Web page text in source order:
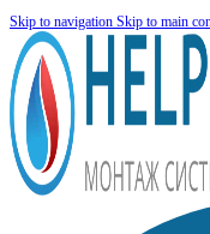
Skip to navigation Skip to main